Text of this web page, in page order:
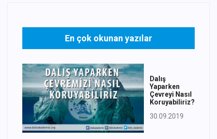
En çok okunan yazılar
Dalış
Yaparken
Çevreyi Nasıl
Koruyabiliriz?
30.09.2019